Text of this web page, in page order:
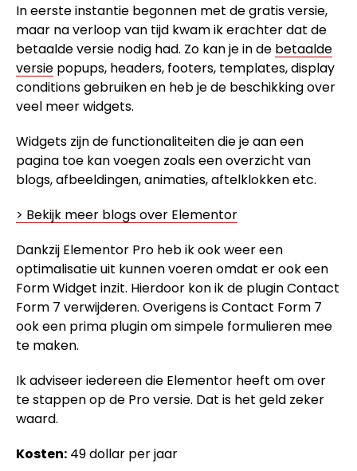
In eerste instantie begonnen met de gratis versie,
maar na verloop van tijd kwam ik erachter dat de
betaalde versie nodig had. Zo kan je in de betaalde
versie popups, headers, footers, templates, display
conditions gebruiken en heb je de beschikking over
veel meer widgets.
Widgets zijn de functionaliteiten die je aan een
pagina toe kan voegen zoals een overzicht van
blogs, afbeeldingen, animaties, aftelklokken etc.
> Bekijk meer blogs over Elementor
Dankzij Elementor Pro heb ik ook weer een
optimalisatie uit kunnen voeren omdat er ook een
Form Widget inzit. Hierdoor kon ik de plugin Contact
Form 7 verwijderen. Overigens is Contact Form 7
ook een prima plugin om simpele formulieren mee
te maken.
Ik adviseer iedereen die Elementor heeft om over
te stappen op de Pro versie. Dat is het geld zeker
waard.
Kosten: 49 dollar per jaar